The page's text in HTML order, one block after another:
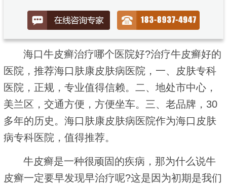
海口牛皮癣治疗哪个医院好?治疗牛皮癣好的
医院，推荐海口肤康皮肤病医院，一、皮肤专科
医院，正规，专业值得信赖。二、地处市中心，
美兰区，交通方便，方便坐车。三、老品牌，30
多年的历史。海口肤康皮肤病医院作为海口皮肤
病专科医院，值得推荐。
牛皮癣是一种很顽固的疾病，那为什么说牛
皮癣一定要早发现早治疗呢?这是因为初期是我们